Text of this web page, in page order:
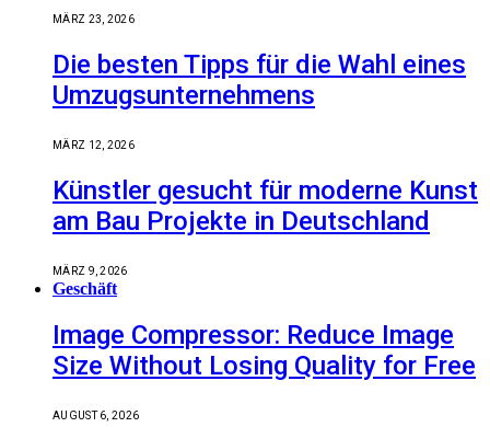
MÄRZ 23, 2026
Die besten Tipps für die Wahl eines
Umzugsunternehmens
MÄRZ 12, 2026
Künstler gesucht für moderne Kunst
am Bau Projekte in Deutschland
MÄRZ 9, 2026
Geschäft
Image Compressor: Reduce Image
Size Without Losing Quality for Free
AUGUST 6, 2026